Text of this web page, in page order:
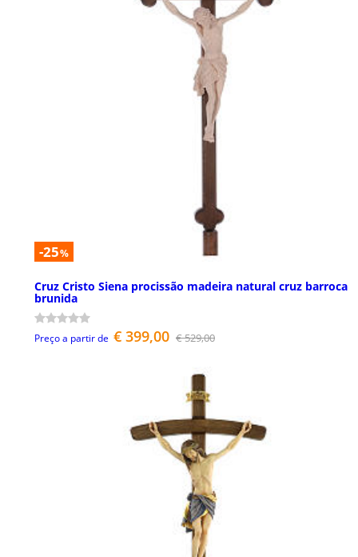
-25%
Cruz Cristo Siena procissão madeira natural cruz barroca
brunida
Preço a partir de € 399,00 € 529,00